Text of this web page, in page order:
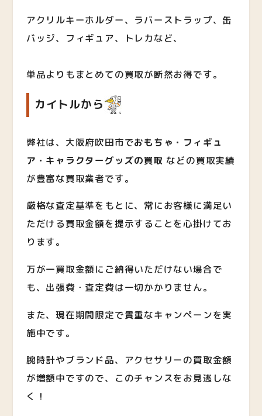
アクリルキーホルダー、ラバーストラップ、缶
バッジ、フィギュア、トレカなど、
単品よりもまとめての買取が断然お得です。
カイトルから
弊社は、大阪府吹田市でおもちゃ・フィギュ
ア・キャラクターグッズの買取 などの買取実績
が豊富な買取業者です。
厳格な査定基準をもとに、常にお客様に満足い
ただける買取金額を提示することを心掛けてお
ります。
万が一買取金額にご納得いただけない場合で
も、出張費・査定費は一切かかりません。
また、現在期間限定で貴重なキャンペーンを実
施中です。
腕時計やブランド品、アクセサリーの買取金額
が増額中ですので、このチャンスをお見逃しな
く！